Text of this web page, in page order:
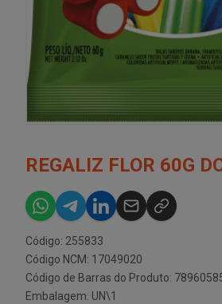
REGALIZ FLOR 60G
Código: 255833
Código NCM: 17049020
Código de Barras do Produto:
Embalagem: UN\1